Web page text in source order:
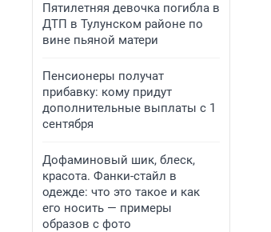
Пятилетняя девочка погибла в
ДТП в Тулунском районе по
вине пьяной матери
Пенсионеры получат
прибавку: кому придут
дополнительные выплаты с 1
сентября
Дофаминовый шик, блеск,
красота. Фанки-стайл в
одежде: что это такое и как
его носить — примеры
образов с фото